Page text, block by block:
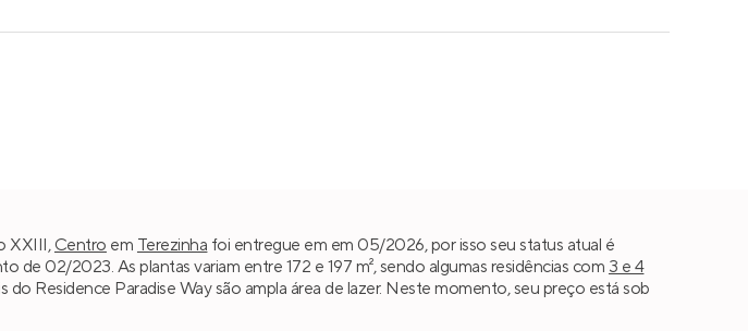
XXIII, Centro em Terezinha foi entregue em em 05/2026, por isso seu status atual é
de 02/2023. As plantas variam entre 172 e 197 m², sendo algumas residências com 3 e 4
do Residence Paradise Way são ampla área de lazer. Neste momento, seu preço está sob